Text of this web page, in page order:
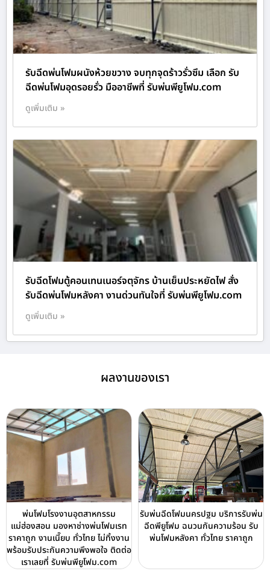
รับฉีดพ่นโฟมผนังห้วยขวาง จบทุกจุดร้าวรั่วซึม เลือก รับ
ฉีดพ่นโฟมอุดรอยรั่ว มืออาชีพที่ รับพ่นพียูโฟม.com
ดูเพิ่มเติม »
รับฉีดโฟมตู้คอนเทนเนอร์จตุจักร บ้านเย็นประหยัดไฟ สั่ง
รับฉีดพ่นโฟมหลังคา งานด่วนทันใจที่ รับพ่นพียูโฟม.com
ดูเพิ่มเติม »
ผลงานของเรา
พ่นโฟมโรงงานอุตสาหกรรม
แม่ฮ่องสอน มองหาช่างพ่นโฟมเรท
ราคาถูก งานเนี๊ยบ ทั่วไทย ไม่ทิ้งงาน
พร้อมรับประกันความพึงพอใจ ติดต่อ
เราเลยที่ รับพ่นพียูโฟม.com
รับพ่นฉีดโฟมนครปฐม บริการรับพ่น
ฉีดพียูโฟม ฉนวนกันความร้อน รับ
พ่นโฟมหลังคา ทั่วไทย ราคาถูก